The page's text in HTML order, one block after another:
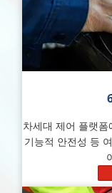
차세대 제어 플랫
기능적 안전성 등